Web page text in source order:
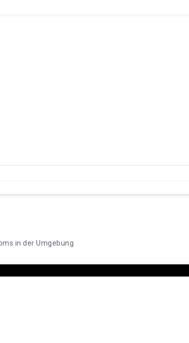
in der Umgebung